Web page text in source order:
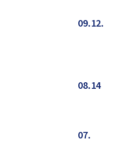
09.12.
08.14
07.